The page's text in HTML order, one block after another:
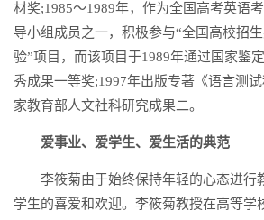
材奖;1985～1989年，作为全国高考英语
导小组成员之一，积极参与“全国高校招
验”项目，而该项目于1989年通过国家鉴
秀成果一等奖;1997年出版专著《语言测
家教育部人文社科研究成果二。
爱事业、爱学生、爱生活的典范
李筱菊由于始终保持年轻的心态进行
学生的喜爱和欢迎。李筱菊教授在高等学